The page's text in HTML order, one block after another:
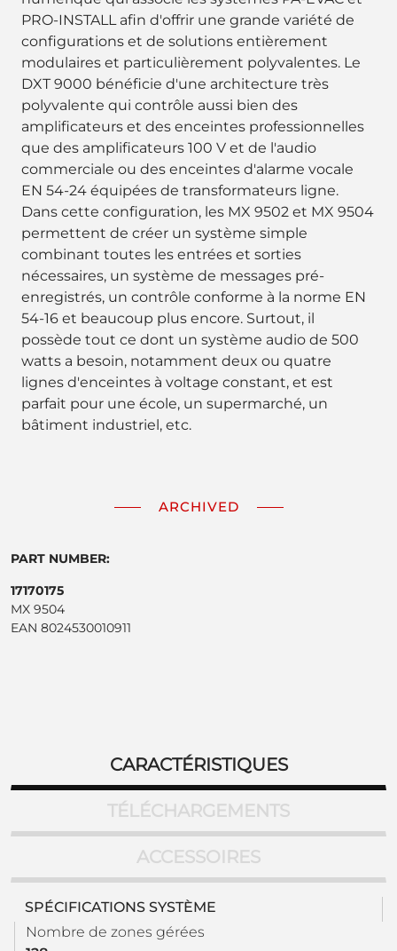
PRO-INSTALL afin d'offrir une grande variété de
configurations et de solutions entièrement
modulaires et particulièrement polyvalentes. Le
DXT 9000 bénéficie d'une architecture très
polyvalente qui contrôle aussi bien des
amplificateurs et des enceintes professionnelles
que des amplificateurs 100 V et de l'audio
commerciale ou des enceintes d'alarme vocale
EN 54-24 équipées de transformateurs ligne.
Dans cette configuration, les MX 9502 et MX 9504
permettent de créer un système simple
combinant toutes les entrées et sorties
nécessaires, un système de messages pré-
enregistrés, un contrôle conforme à la norme EN
54-16 et beaucoup plus encore. Surtout, il
possède tout ce dont un système audio de 500
watts a besoin, notamment deux ou quatre
lignes d'enceintes à voltage constant, et est
parfait pour une école, un supermarché, un
bâtiment industriel, etc.
ARCHIVED
PART NUMBER:
17170175
MX 9504
EAN 8024530010911
CARACTÉRISTIQUES
TÉLÉCHARGEMENTS
ACCESSOIRES
SPÉCIFICATIONS SYSTÈME
Nombre de zones gérées